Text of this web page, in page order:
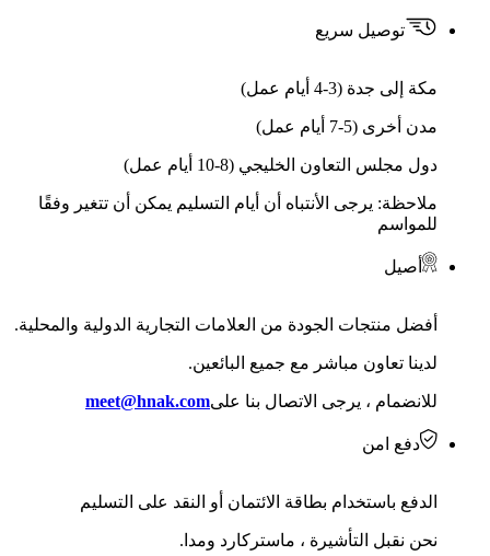
توصيل سريع
مكة إلى جدة (3-4 أيام عمل)
مدن أخرى (5-7 أيام عمل)
دول مجلس التعاون الخليجي (8-10 أيام عمل)
ملاحظة: يرجى الأنتباه أن أيام التسليم يمكن أن تتغير وفقًا
للمواسم
أصيل
أفضل منتجات الجودة من العلامات التجارية الدولية والمحلية.
لدينا تعاون مباشر مع جميع البائعين.
للانضمام ، يرجى الاتصال بنا علىmeet@hnak.com
دفع امن
الدفع باستخدام بطاقة الائتمان أو النقد على التسليم
نحن نقبل التأشيرة ، ماستركارد ومدا.